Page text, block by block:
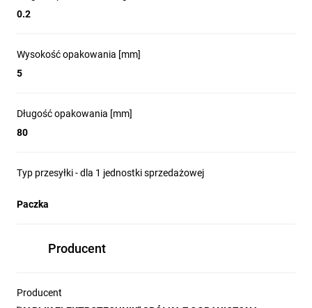
0.2
Wysokość opakowania [mm]
5
Długość opakowania [mm]
80
Typ przesyłki - dla 1 jednostki sprzedażowej
Paczka
Producent
Producent